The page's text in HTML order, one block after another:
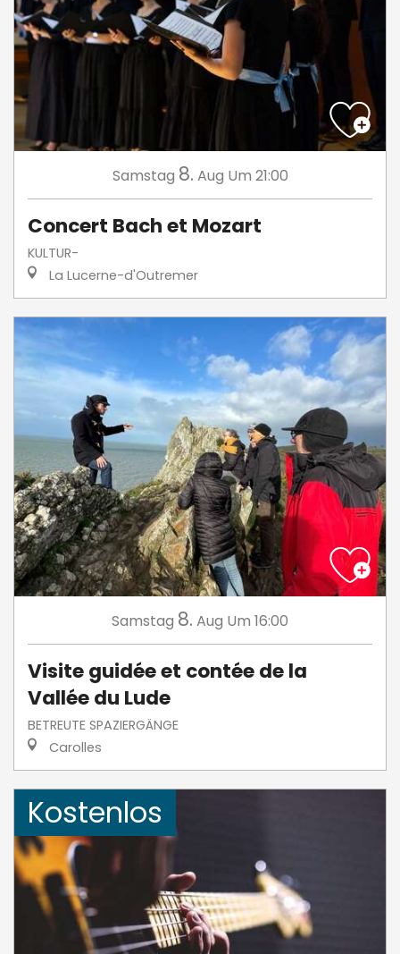
Samstag 8. Aug Um 21:00
Concert Bach et Mozart
KULTUR-
La Lucerne-d'Outremer
Samstag 8. Aug Um 16:00
Visite guidée et contée de la
Vallée du Lude
BETREUTE SPAZIERGÄNGE
Carolles
Kostenlos